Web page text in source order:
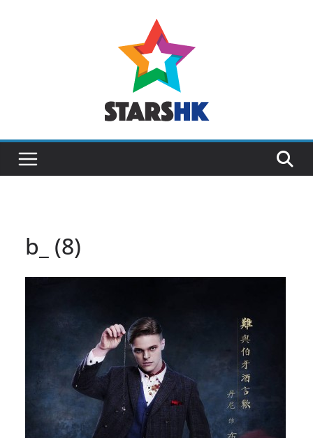
b_ (8)